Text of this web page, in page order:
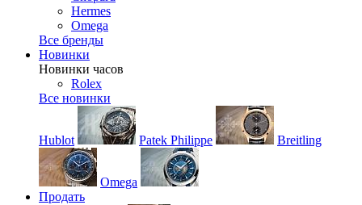
Hermes
Omega
Все бренды
Новинки
Новинки часов
Rolex
Все новинки
Hublot Patek Philippe Breitling
Omega
Продать